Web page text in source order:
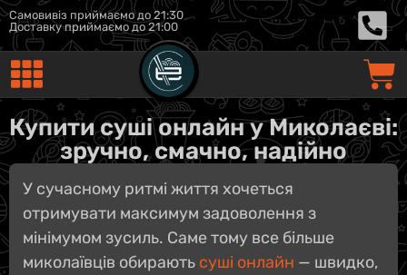
Самовивіз приймаємо до 21:30
Доставку приймаємо до 21:00
Купити суші онлайн у Миколаєві:
зручно, смачно, надійно
У сучасному ритмі життя хочеться
отримувати максимум задоволення з
мінімумом зусиль. Саме тому все більше
миколаївців обирають суші онлайн — швидко,